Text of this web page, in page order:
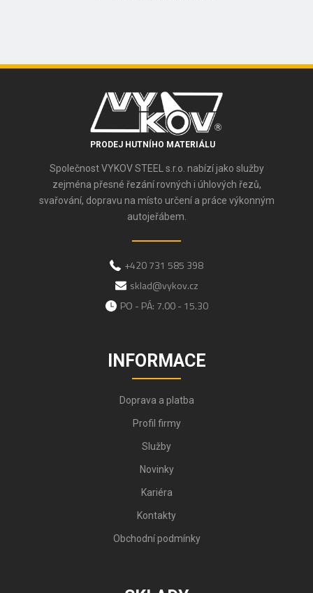
PRODEJ HUTNÍHO MATERIÁLU
Společnost VYKOV STEEL s.r.o. nabízí jako služby
zejména přesné řezání rovných i úhlových řezů,
svařování, dopravu na místo určení a práce výkonným
autojeřábem.
+420 731 585 398
sklad@vykov.cz
PO - PÁ: 7.00 - 15.30
INFORMACE
Doprava a platba
Profil firmy
Služby
Novinky
Kariéra
Kontakty
Obchodní podmínky